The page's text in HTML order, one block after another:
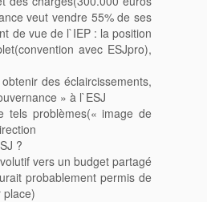
veut vendre 55% de ses
de vue de l`IEP : la position
avec ESJpro),
des éclaircissements,
» à l`ESJ
tels problèmes(« image de
?
vers un budget partagé
probablement permis de
place)